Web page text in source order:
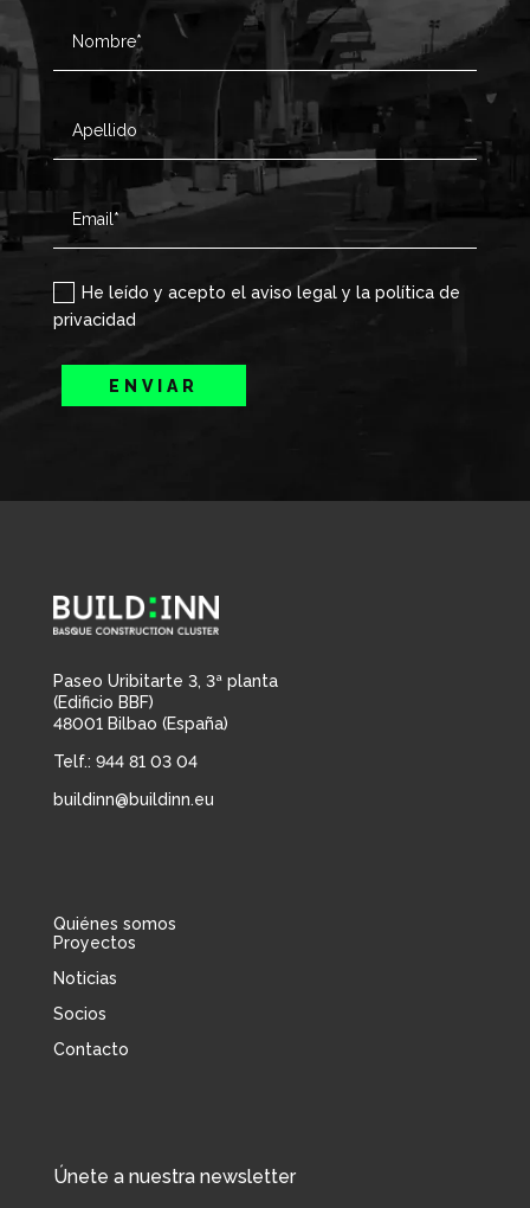
He leído y acepto el aviso legal y la política de
privacidad
ENVIAR
Paseo Uribitarte 3, 3ª planta
(Edificio BBF)
48001 Bilbao (España)
Telf.: 944 81 03 04
buildinn@buildinn.eu
Quiénes somos
Proyectos
Noticias
Socios
Contacto
Únete a nuestra newsletter